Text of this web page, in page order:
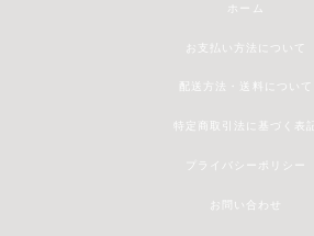
ホーム
お支払い方法について
配送方法・送料について
特定商取引法に基づく表記
プライバシーポリシー
お問い合わせ